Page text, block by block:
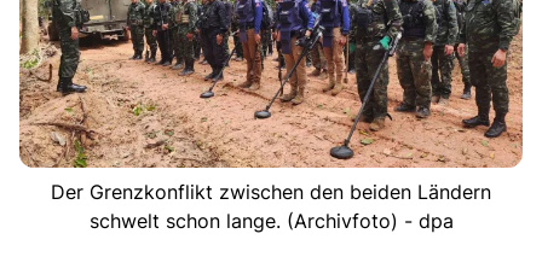
Der Grenzkonflikt zwischen den beiden Ländern
schwelt schon lange. (Archivfoto) - dpa